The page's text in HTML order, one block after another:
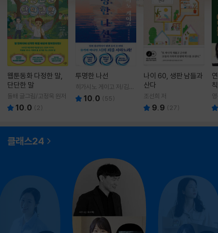
웹툰동화 다정한 말,
단단한 말
돌배 글그림/고정욱 원저
10.0 ( 2)
투명한 나선
히가시노 게이고 저/김선
영 역10.0 (55)
나이 60, 생판 남들과
산다
조선희 저
9.9 ( 27)
칙
클래스24